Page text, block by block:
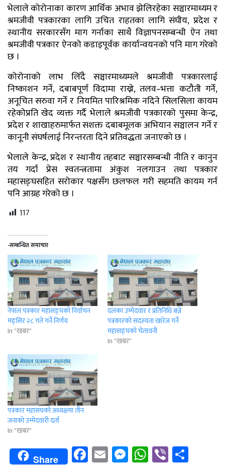
भेलाले कोरोनाका कारण आर्थिक अभाव झेलिरहेका सञ्चारमाध्यम र
श्रमजीवी पत्रकारका लागि उचित राहतका लागि संघीय, प्रदेश र
स्थानीय सरकारसँग माग गर्नाका साथै विज्ञापनसम्बन्धी ऐन तथा
श्रमजीवी पत्रकार ऐनको कडाइपूर्वक कार्यान्वयनको पनि माग गरेको
छ ।
कोरोनाको लाभ लिँदै सञ्चारमाध्यमले श्रमजीवी पत्रकारलाई
निष्काशन गर्ने, दबाबपूर्ण विदामा राख्ने, तलव–भत्ता कटौती गर्ने,
अनूचित सरुवा गर्ने र नियमित पारिश्रमिक नदिने सिलसिला कायम
रहेकोप्रति खेद व्यक्त गर्दै भेलाले श्रमजीवी पत्रकारको पुसमा केन्द्र,
प्रदेश र शाखाहरुमार्फत सशक्त दबाबमूलक अभियान सञ्चालन गर्ने र
कानूनी संघर्षलाई निरन्तरता दिने प्रतिवद्धता जनाएको छ ।
भेलाले केन्द्र, प्रदेश र स्थानीय तहबाट सञ्चारसम्बन्धी नीति र कानुन
तय गर्दा प्रेस स्वतन्त्रतामा अंकुश नलगाउन तथा पत्रकार
महासङ्घसहित सरोकार पक्षसँग छलफल गरी सहमति कायम गर्न
पनि आग्रह गरेको छ ।
117
-सम्बन्धित समाचार
नेपाल पत्रकार महासङ्घको निर्वाचन
मङ्सिर २८ गते गर्ने निर्णय
In "खबर"
दलका उम्मेदवार र प्रतिनिधि बन्ने
पत्रकारको सदस्यता खारेज गर्ने
महासङ्घको चेतावनी
In "खबर"
पत्रकार महासंघको अध्यक्षमा तीन
जनाको उम्मेदवारी दर्ता
In "खबर"
Share Facebook
EmailMessenger
WhatsApp
Viber